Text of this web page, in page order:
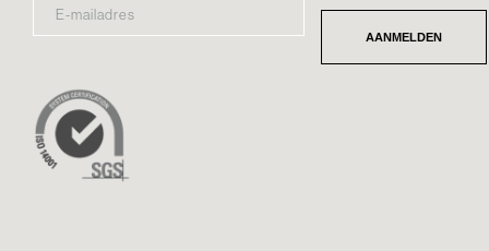
MAILADRES* AANMELDEN